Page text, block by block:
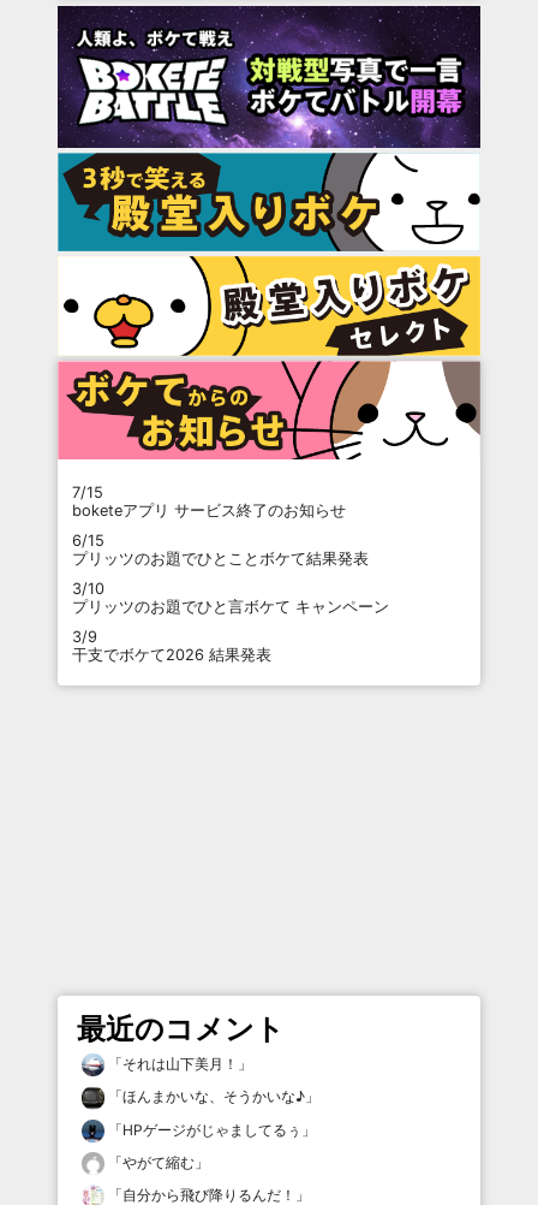
7/15
boketeアプリ サービス終了のお知らせ
6/15
プリッツのお題でひとことボケて結果発表
3/10
プリッツのお題でひと言ボケて キャンペーン
3/9
干支でボケて2026 結果発表
最近のコメント
「それは山下美月！ 」
「ほんまかいな、そうかいな♪ 」
「HPゲージがじゃましてるぅ 」
「やがて縮む 」
「自分から飛び降りるんだ！ 」